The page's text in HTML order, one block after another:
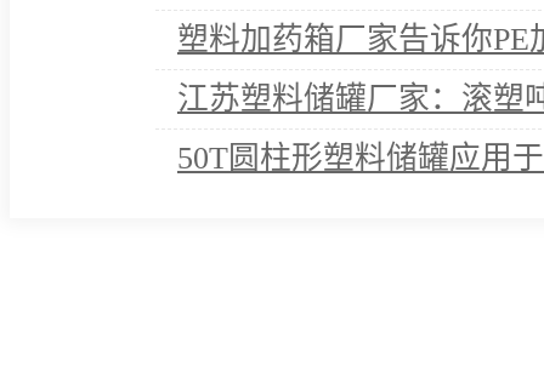
塑料加药箱厂家告诉你
江苏塑料储罐厂家：滚塑
50T圆柱形塑料储罐应用